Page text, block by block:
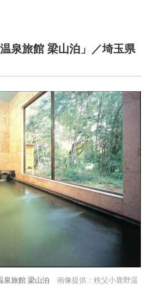
泉旅館 梁山泊」／埼玉県
泉旅館 梁山泊
画像提供：秩父小鹿野温